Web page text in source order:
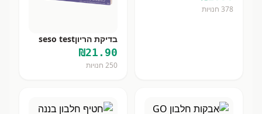
378 חנויות
בדיקת הריוןseso test
₪21.90
250 חנויות